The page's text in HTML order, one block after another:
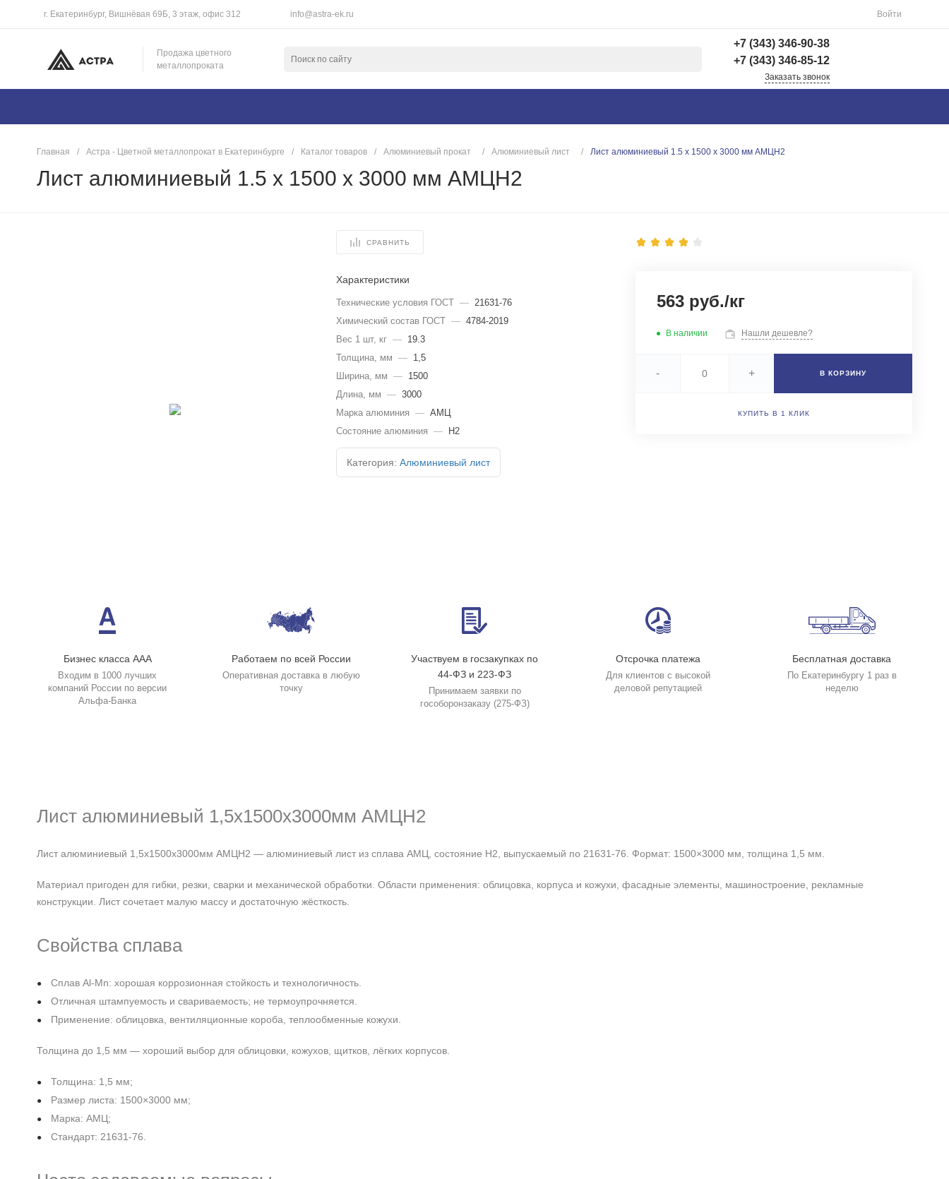
г. Екатеринбург, Вишнёвая 69Б, 3 этаж, офис 312 info@astra-ek.ru Войти
Продажа цветного
металлопроката
+7 (343) 346-90-38
+7 (343) 346-85-12
г. Екатеринбург,
Пн-Пт: 9:00-18:00 Cб-
info@astra-ek.ru
+7 (343) 346-85-12
Чапаева 43
Пн-Чт: 9:00-16:00 (обед
12:00-13:00) Пт: 9:00-
13:00) Сб-Вс: Выходной
info@astra-ek.ru
Заказать звонок
Главная / Астра - Цветной металлопрокат в Екатеринбурге / Каталог товаров / Алюминиевый прокат / Алюминиевый лист / Лист алюминиевый 1.5 х 1500 х 3000 мм АМЦН2
Лист алюминиевый 1.5 х 1500 х 3000 мм АМЦН2
СРАВНИТЬ
Характеристики
Технические условия ГОСТ — 21631-76
Химический состав ГОСТ — 4784-2019
Вес 1 шт, кг —
19.3
Толщина, мм —
1,5
Ширина, мм —
1500
Длина, мм — 3000
Марка алюминия — АМЦ
Состояние алюминия — Н2
Категория: Алюминиевый лист
563 руб./кг
В наличии Нашли дешевле?
- + В КОРЗИНУ
КУПИТЬ В 1 КЛИК
Бизнес класса ААА
Входим в 1000 лучших
компаний России по версии
Альфа-Банка
Работаем по всей России
Оперативная доставка в любую
точку
Участвуем в госзакупках по
44-ФЗ и 223-ФЗ
Принимаем заявки по
гособоронзаказу (275-ФЗ)
Отсрочка платежа
Для клиентов с высокой
деловой репутацией
Бесплатная доставка
По Екатеринбургу 1 раз в
неделю
Лист алюминиевый 1,5х1500х3000мм АМЦН2
Лист алюминиевый 1,5х1500х3000мм АМЦН2 — алюминиевый лист из сплава АМЦ, состояние Н2, выпускаемый по 21631-76. Формат: 1500×3000 мм, толщина 1,5 мм.
Материал пригоден для гибки, резки, сварки и механической обработки. Области применения: облицовка, корпуса и кожухи, фасадные элементы, машиностроение, рекламные
конструкции. Лист сочетает малую массу и достаточную жёсткость.
Свойства сплава
Сплав Al‑Mn: хорошая коррозионная стойкость и технологичность.
Отличная штампуемость и свариваемость; не термоупрочняется.
Применение: облицовка, вентиляционные короба, теплообменные кожухи.
Толщина до 1,5 мм — хороший выбор для облицовки, кожухов, щитков, лёгких корпусов.
Толщина: 1,5 мм;
Размер листа: 1500×3000 мм;
Марка: АМЦ;
Стандарт: 21631-76.